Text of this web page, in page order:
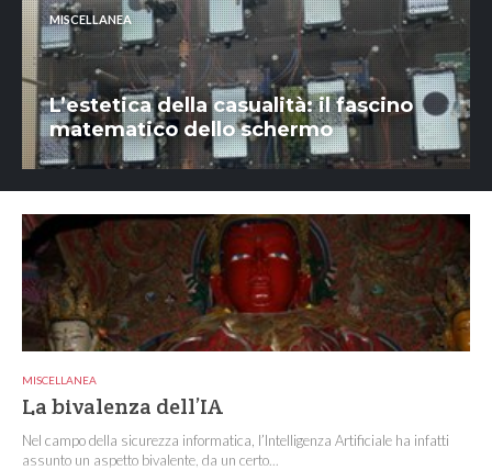
MISCELLANEA
L’estetica della casualità: il fascino
matematico dello schermo
MISCELLANEA
La bivalenza dell’IA
Nel campo della sicurezza informatica, l’Intelligenza Artificiale ha infatti
assunto un aspetto bivalente, da un certo...